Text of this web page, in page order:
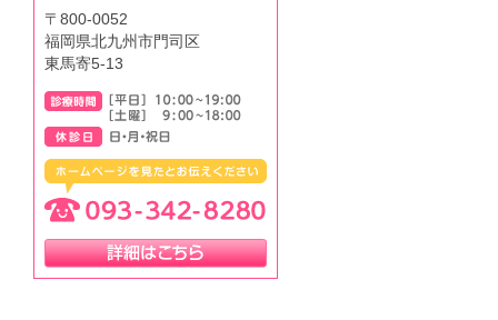
〒800-0052
福岡県北九州市門司区
東馬寄5-13